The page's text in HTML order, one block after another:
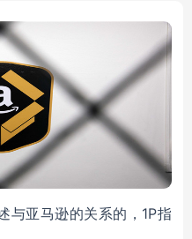
与亚马逊的关系的，1P指